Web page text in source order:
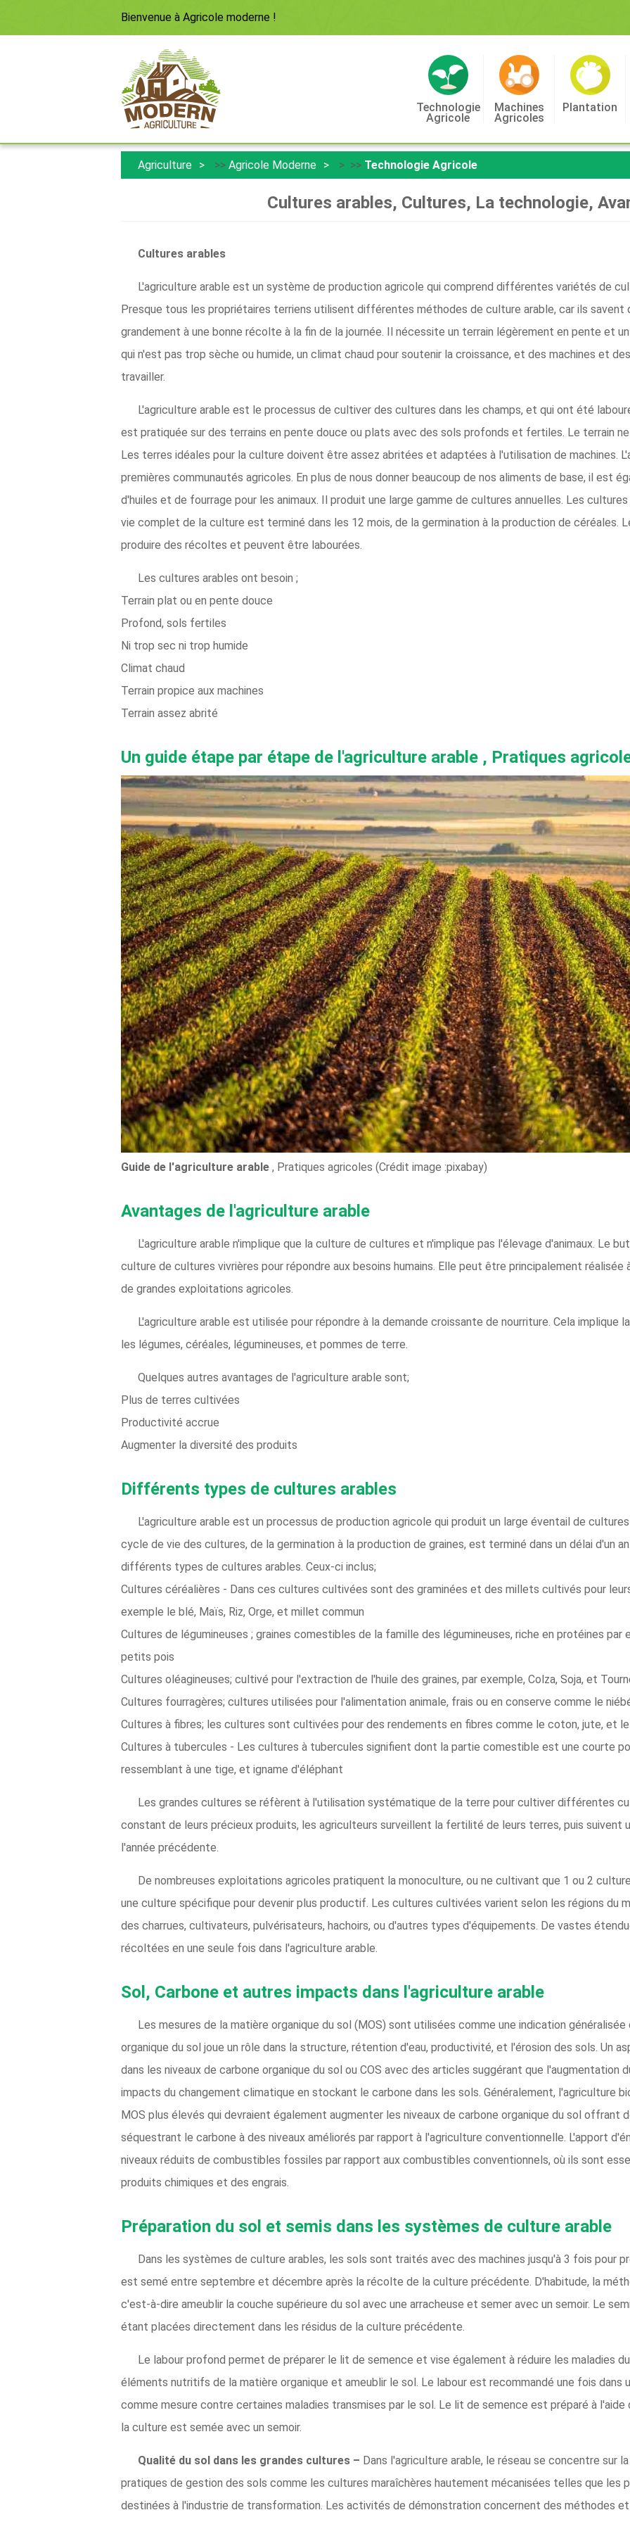
Bienvenue à Agricole moderne !
Technologie
Agricole
Machines
Agricoles
Plantation
Agriculture >> Agricole Moderne > >> Technologie Agricole
Cultures arables, Cultures, La technologie,
Cultures arables
L'agriculture arable est un système de production agricole qui comprend différentes variétés de
Presque tous les propriétaires terriens utilisent différentes méthodes de culture arable, car ils savent
grandement à une bonne récolte à la fin de la journée. Il nécessite un terrain légèrement en pente et
qui n'est pas trop sèche ou humide, un climat chaud pour soutenir la croissance, et des machines et
travailler.
L'agriculture arable est le processus de cultiver des cultures dans les champs, et qui ont été
est pratiquée sur des terrains en pente douce ou plats avec des sols profonds et fertiles. Le terrain
Les terres idéales pour la culture doivent être assez abritées et adaptées à l'utilisation de machines.
premières communautés agricoles. En plus de nous donner beaucoup de nos aliments de base, il est
d'huiles et de fourrage pour les animaux. Il produit une large gamme de cultures annuelles. Les
vie complet de la culture est terminé dans les 12 mois, de la germination à la production de céréales.
produire des récoltes et peuvent être labourées.
Les cultures arables ont besoin ;
Terrain plat ou en pente douce
Profond, sols fertiles
Ni trop sec ni trop humide
Climat chaud
Terrain propice aux machines
Terrain assez abrité
Un guide étape par étape de l'agriculture arable , Pratiques
Guide de l'agriculture arable , Pratiques agricoles (Crédit image :pixabay)
Avantages de l'agriculture arable
L'agriculture arable n'implique que la culture de cultures et n'implique pas l'élevage d'animaux. Le
culture de cultures vivrières pour répondre aux besoins humains. Elle peut être principalement
de grandes exploitations agricoles.
L'agriculture arable est utilisée pour répondre à la demande croissante de nourriture. Cela implique
les légumes, céréales, légumineuses, et pommes de terre.
Quelques autres avantages de l'agriculture arable sont;
Plus de terres cultivées
Productivité accrue
Augmenter la diversité des produits
Différents types de cultures arables
L'agriculture arable est un processus de production agricole qui produit un large éventail de
cycle de vie des cultures, de la germination à la production de graines, est terminé dans un délai d'un
différents types de cultures arables. Ceux-ci inclus;
Cultures céréalières - Dans ces cultures cultivées sont des graminées et des millets cultivés pour
exemple le blé, Maïs, Riz, Orge, et millet commun
Cultures de légumineuses ; graines comestibles de la famille des légumineuses, riche en protéines
petits pois
Cultures oléagineuses; cultivé pour l'extraction de l'huile des graines, par exemple, Colza, Soja, et
Cultures fourragères; cultures utilisées pour l'alimentation animale, frais ou en conserve comme le
Cultures à fibres; les cultures sont cultivées pour des rendements en fibres comme le coton, jute, et
Cultures à tubercules - Les cultures à tubercules signifient dont la partie comestible est une courte
ressemblant à une tige, et igname d'éléphant
Les grandes cultures se réfèrent à l'utilisation systématique de la terre pour cultiver différentes
constant de leurs précieux produits, les agriculteurs surveillent la fertilité de leurs terres, puis suivent
l'année précédente.
De nombreuses exploitations agricoles pratiquent la monoculture, ou ne cultivant que 1 ou 2
une culture spécifique pour devenir plus productif. Les cultures cultivées varient selon les régions du
des charrues, cultivateurs, pulvérisateurs, hachoirs, ou d'autres types d'équipements. De vastes
récoltées en une seule fois dans l'agriculture arable.
Sol, Carbone et autres impacts dans l'agriculture arable
Les mesures de la matière organique du sol (MOS) sont utilisées comme une indication
organique du sol joue un rôle dans la structure, rétention d'eau, productivité, et l'érosion des sols. Un
dans les niveaux de carbone organique du sol ou COS avec des articles suggérant que l'augmentation
impacts du changement climatique en stockant le carbone dans les sols. Généralement, l'agriculture
MOS plus élevés qui devraient également augmenter les niveaux de carbone organique du sol offrant
séquestrant le carbone à des niveaux améliorés par rapport à l'agriculture conventionnelle. L'apport
niveaux réduits de combustibles fossiles par rapport aux combustibles conventionnels, où ils sont
produits chimiques et des engrais.
Préparation du sol et semis dans les systèmes de culture arable
Dans les systèmes de culture arables, les sols sont traités avec des machines jusqu'à 3 fois pour
est semé entre septembre et décembre après la récolte de la culture précédente. D'habitude, la
c'est-à-dire ameublir la couche supérieure du sol avec une arracheuse et semer avec un semoir. Le
étant placées directement dans les résidus de la culture précédente.
Le labour profond permet de préparer le lit de semence et vise également à réduire les maladies
éléments nutritifs de la matière organique et ameublir le sol. Le labour est recommandé une fois
comme mesure contre certaines maladies transmises par le sol. Le lit de semence est préparé à l'aide
la culture est semée avec un semoir.
Qualité du sol dans les grandes cultures – Dans l'agriculture arable, le réseau se concentre sur
pratiques de gestion des sols comme les cultures maraîchères hautement mécanisées telles que les
destinées à l'industrie de transformation. Les activités de démonstration concernent des méthodes